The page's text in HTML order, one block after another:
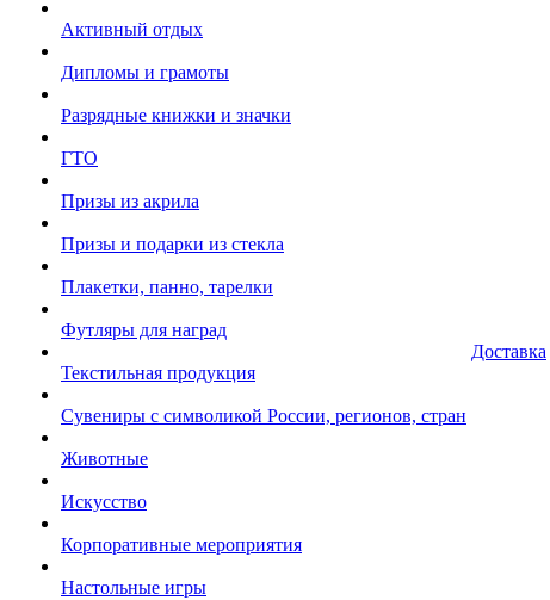
Активный отдых
Дипломы и грамоты
Разрядные книжки и значки
ГТО
Призы из акрила
Призы и подарки из стекла
Плакетки, панно, тарелки
Футляры для наград
Текстильная продукция
Сувениры с символикой России, регионов, стран
Животные
Искусство
Корпоративные мероприятия
Настольные игры
Доставка